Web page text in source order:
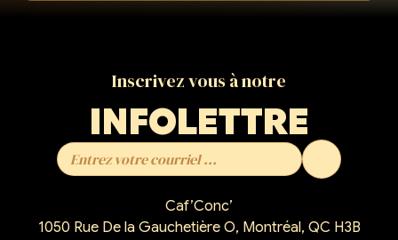
Inscrivez vous à notre
INFOLETTRE
Caf’Conc’
1050 Rue De la Gauchetière O, Montréal, QC H3B